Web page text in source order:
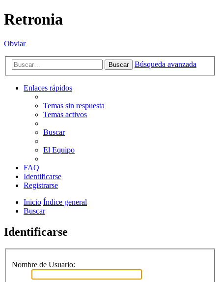
Retronia
Obviar
Buscar Búsqueda avanzada
Enlaces rápidos
Temas sin respuesta
Temas activos
Buscar
El Equipo
FAQ
Identificarse
Registrarse
Inicio Índice general
Buscar
Identificarse
Nombre de Usuario: